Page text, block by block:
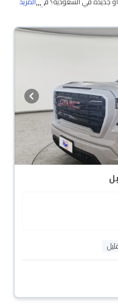
سيارات جي إم سي سييرا 2022 المستعملة مضمونة ومفحوصة بأكثر من 200
بضمان الوكالة، تقدر تشتريها